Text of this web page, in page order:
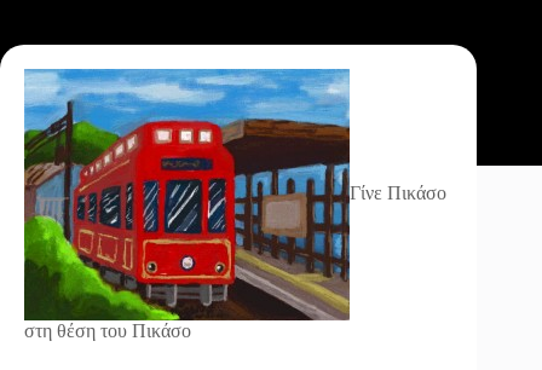
Γίνε Πικάσο
στη θέση του Πικάσο